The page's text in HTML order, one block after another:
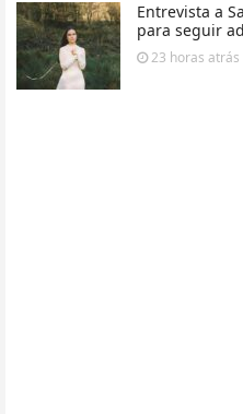
Entrevista a
para seguir
23 horas atrás